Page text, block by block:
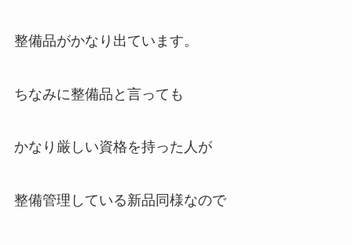
整備品がかなり出ています。
ちなみに整備品と言っても
かなり厳しい資格を持った人が
整備管理している新品同様なので